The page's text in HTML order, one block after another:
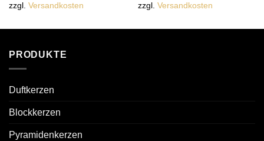
zzgl. Versandkosten zzgl. Versandkosten
PRODUKTE
Duftkerzen
Blockkerzen
Pyramidenkerzen